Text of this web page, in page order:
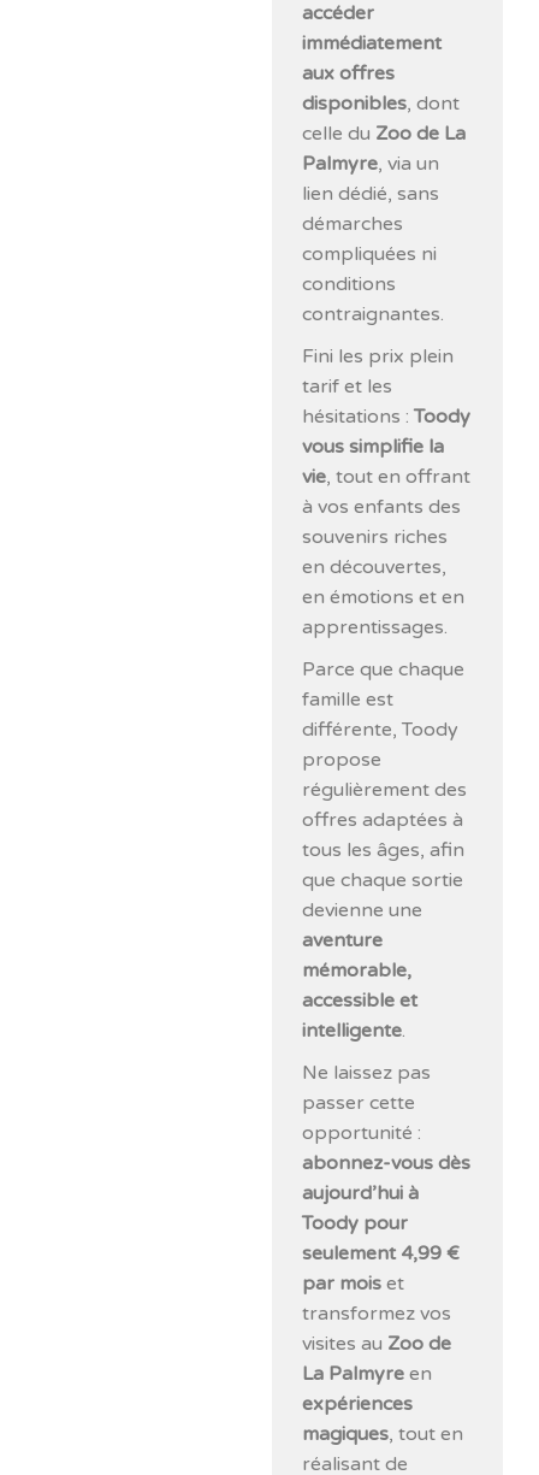
accéder
immédiatement
aux offres
disponibles, dont
celle du Zoo de La
Palmyre, via un
lien dédié, sans
démarches
compliquées ni
conditions
contraignantes.
Fini les prix plein
tarif et les
hésitations :Toody
vous simplifie la
vie, tout en offrant
à vos enfants des
souvenirs riches
en découvertes,
en émotions et en
apprentissages.
Parce que chaque
famille est
différente, Toody
propose
régulièrement des
offres adaptées à
tous les âges, afin
que chaque sortie
devienne une
aventure
mémorable,
accessible et
intelligente.
Ne laissez pas
passer cette
opportunité :
abonnez-vous dès
aujourd’hui à
Toody pour
seulement 4,99 €
par mois et
transformez vos
visites au Zoo de
La Palmyre en
expériences
magiques, tout en
réalisant de